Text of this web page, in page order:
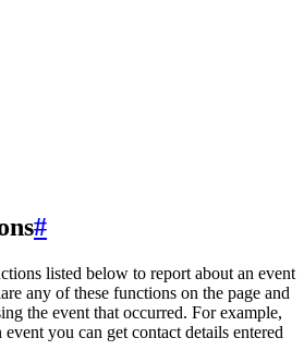
#
listed below to report about an event
any of these functions on the page and
the event that occurred. For example,
you can get contact details entered